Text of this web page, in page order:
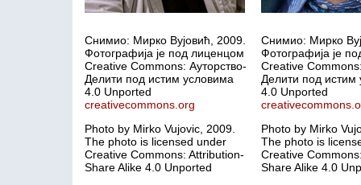
Снимио: Мирко Вујовић, 2009.
Фотографија је под лиценцом
Creative Commons: Ауторство-
Делити под истим условима
4.0 Unported
creativecommons.org
Photo by Mirko Vujovic, 2009.
The photo is licensed under
Creative Commons: Attribution-
Share Alike 4.0 Unported
Снимио: Мирко
Фотографија је
Creative
Делити под истим
4.0 Unported
Photo by Mirko
The photo is
Creative
Share Alike 4.0